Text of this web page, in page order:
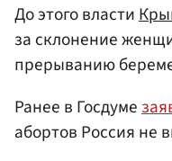
До этого власти
за склонение
прерыванию
Ранее в Госдуме
абортов Россия не